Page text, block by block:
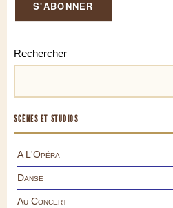
Rechercher
SCÈNES ET STUDIOS
A L'Opéra
Danse
Au Concert